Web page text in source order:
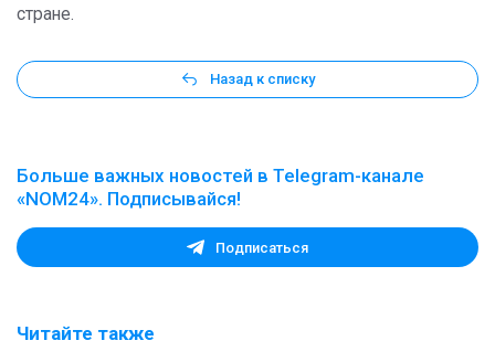
стране.
Назад к списку
Больше важных новостей в Telegram-канале
«NOM24». Подписывайся!
Подписаться
Читайте также